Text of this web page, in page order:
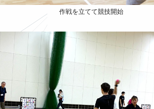
作戦を立てて競技開始